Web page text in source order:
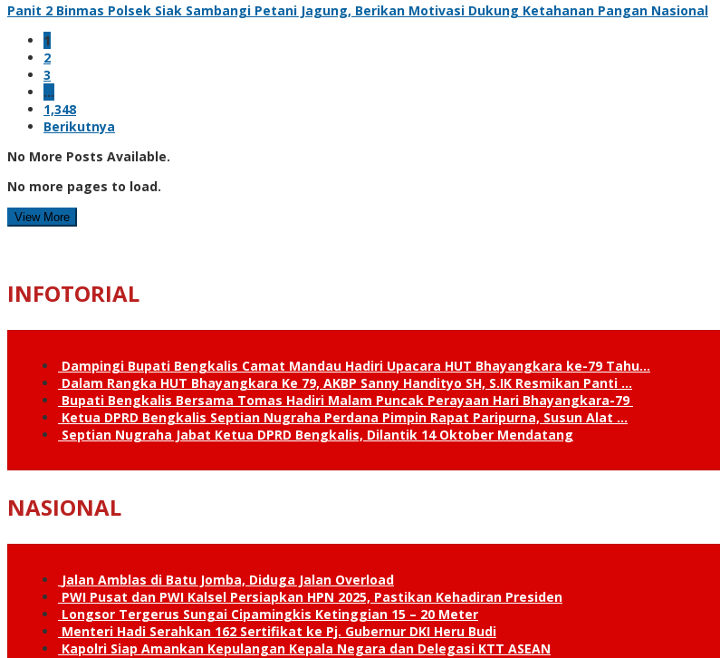
Panit 2 Binmas Polsek Siak Sambangi Petani Jagung, Berikan Motivasi Dukung Ketahanan Pangan Nasional
1
2
3
…
1,348
Berikutnya
No More Posts Available.
No more pages to load.
View More
INFOTORIAL
Dampingi Bupati Bengkalis Camat Mandau Hadiri Upacara HUT Bhayangkara ke-79 Tahu…
Dalam Rangka HUT Bhayangkara Ke 79, AKBP Sanny Handityo SH, S.IK Resmikan Panti …
Bupati Bengkalis Bersama Tomas Hadiri Malam Puncak Perayaan Hari Bhayangkara-79
Ketua DPRD Bengkalis Septian Nugraha Perdana Pimpin Rapat Paripurna, Susun Alat …
Septian Nugraha Jabat Ketua DPRD Bengkalis, Dilantik 14 Oktober Mendatang
NASIONAL
Jalan Amblas di Batu Jomba, Diduga Jalan Overload
PWI Pusat dan PWI Kalsel Persiapkan HPN 2025, Pastikan Kehadiran Presiden
Longsor Tergerus Sungai Cipamingkis Ketinggian 15 – 20 Meter
Menteri Hadi Serahkan 162 Sertifikat ke Pj. Gubernur DKI Heru Budi
Kapolri Siap Amankan Kepulangan Kepala Negara dan Delegasi KTT ASEAN